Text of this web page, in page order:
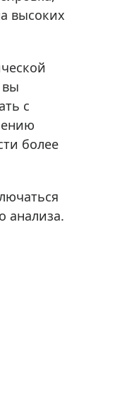
высоких
вы
с
более
анализа.